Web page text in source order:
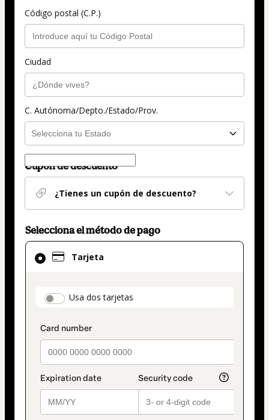
Código postal (C.P.)
Ciudad
C. Autónoma/Depto./Estado/Prov.
Cupón de descuento
¿Tienes un cupón de descuento?
Selecciona el método de pago
Tarjeta
payment_data.section_title_v2
Usa dos tarjetas
El
método
seleccionado
Tarjeta